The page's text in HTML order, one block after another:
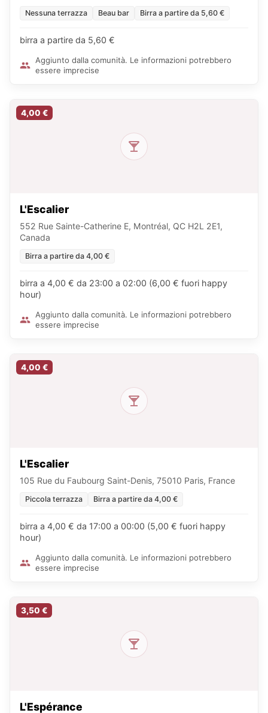
Nessuna terrazza Beau bar Birra a partire da 5,60 €
birra a partire da 5,60 €
Aggiunto dalla comunità. Le informazioni potrebbero
essere imprecise
4,00 €
L'Escalier
552 Rue Sainte-Catherine E, Montréal, QC H2L 2E1,
Canada
Birra a partire da 4,00 €
birra a 4,00 € da 23:00 a 02:00 (6,00 € fuori happy
hour)
Aggiunto dalla comunità. Le informazioni potrebbero
essere imprecise
4,00 €
L'Escalier
105 Rue du Faubourg Saint-Denis, 75010 Paris, France
Piccola terrazza Birra a partire da 4,00 €
birra a 4,00 € da 17:00 a 00:00 (5,00 € fuori happy
hour)
Aggiunto dalla comunità. Le informazioni potrebbero
essere imprecise
3,50 €
L'Espérance